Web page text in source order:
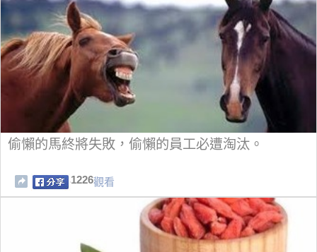
偷懶的馬終將失敗，偷懶的員工必遭淘汰。
1226觀看